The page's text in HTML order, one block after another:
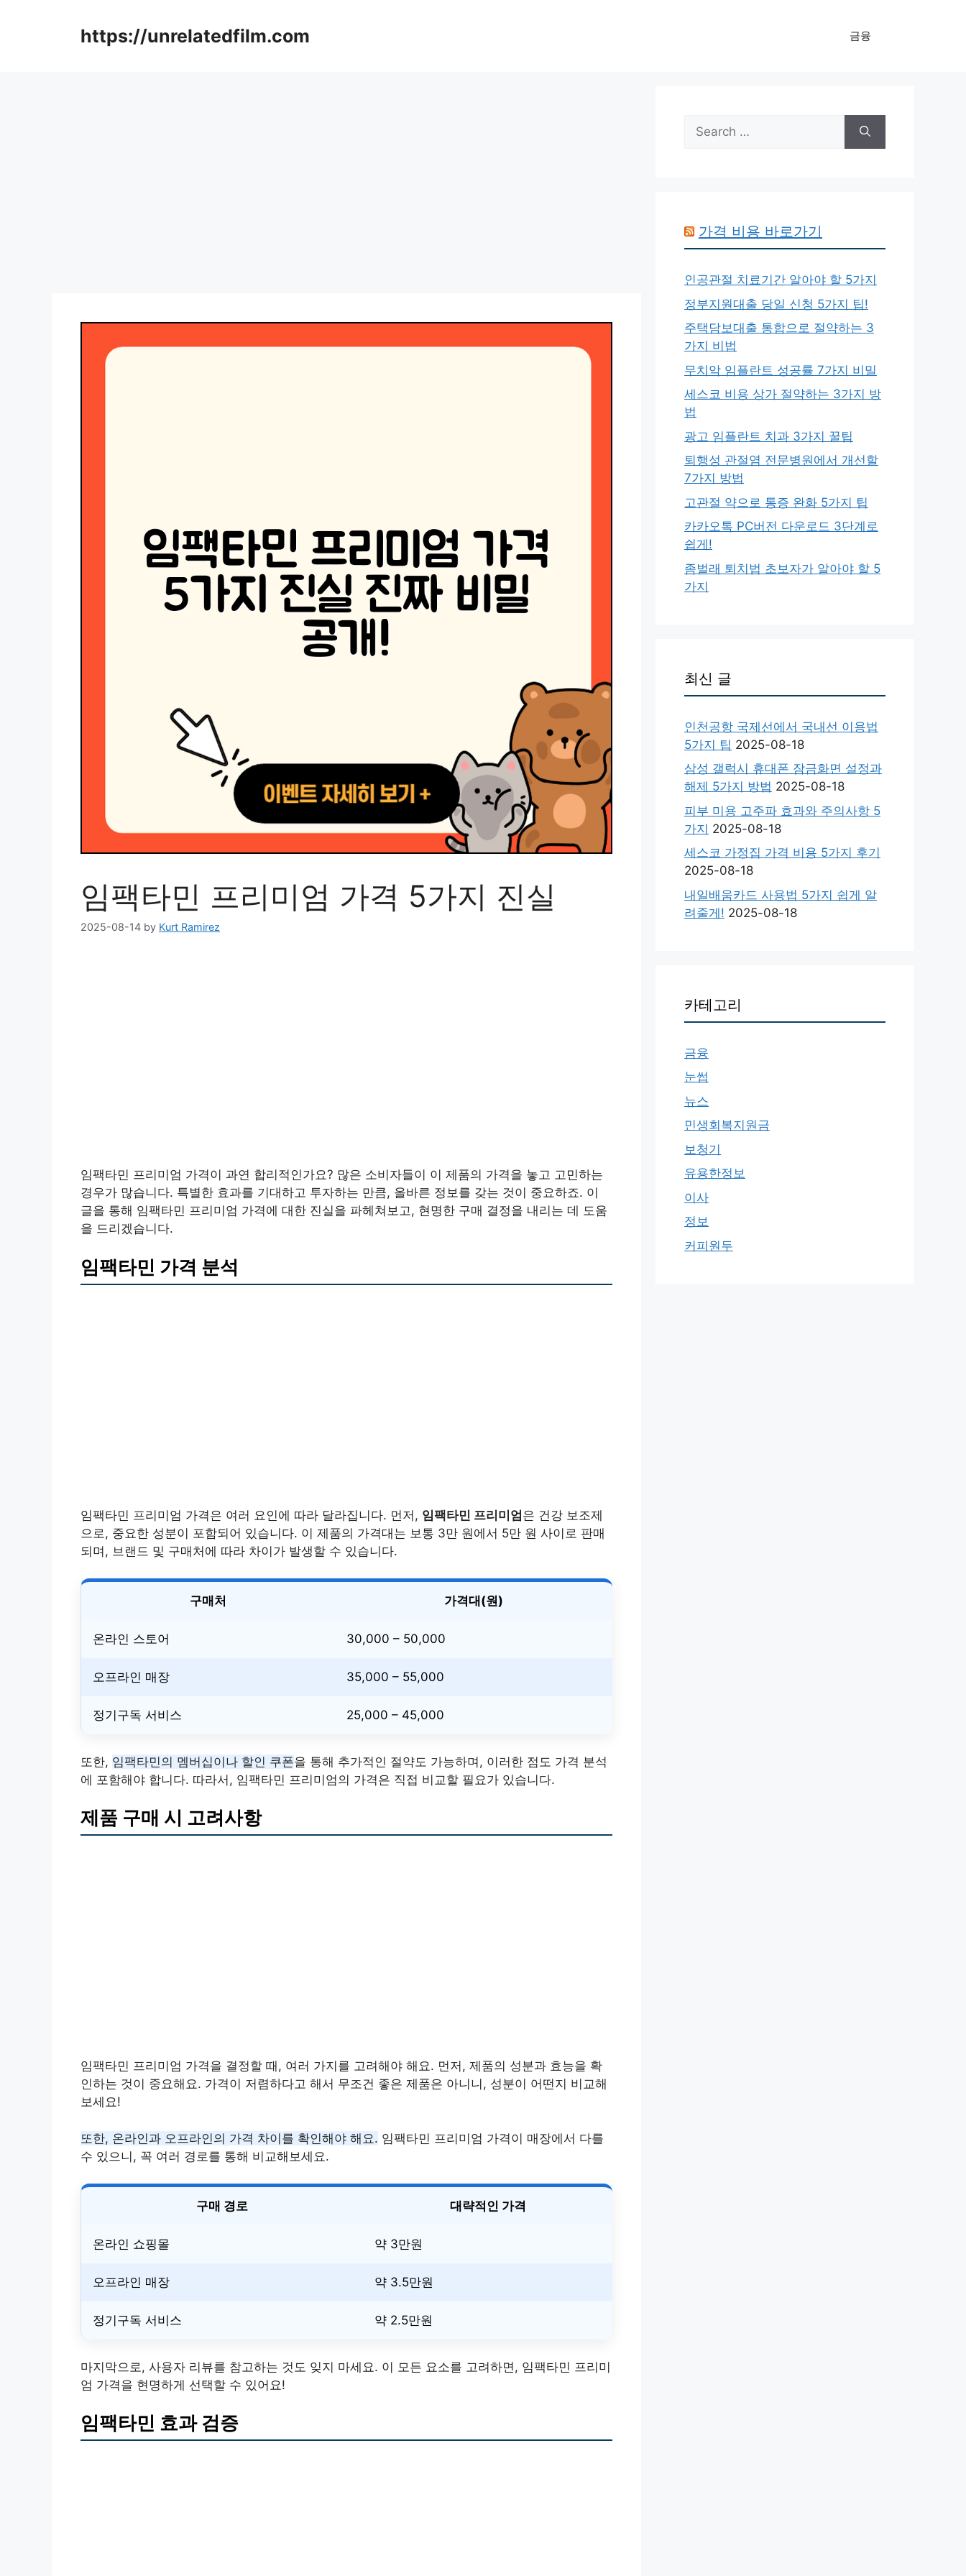
https://unrelatedfilm.com 금융
임팩타민 프리미엄 가격 5가지 진실
2025-08-14 by Kurt Ramirez
임팩타민 프리미엄 가격이 과연 합리적인가요? 많은 소비자들이 이 제품의 가격을 놓고 고민하는
경우가 많습니다. 특별한 효과를 기대하고 투자하는 만큼, 올바른 정보를 갖는 것이 중요하죠. 이
글을 통해 임팩타민 프리미엄 가격에 대한 진실을 파헤쳐보고, 현명한 구매 결정을 내리는 데 도움
을 드리겠습니다.
임팩타민 가격 분석
임팩타민 프리미엄 가격은 여러 요인에 따라 달라집니다. 먼저, 임팩타민 프리미엄은 건강 보조제
으로, 중요한 성분이 포함되어 있습니다. 이 제품의 가격대는 보통 3만 원에서 5만 원 사이로 판매
되며, 브랜드 및 구매처에 따라 차이가 발생할 수 있습니다.
구매처 가격대(원)
온라인 스토어 30,000 – 50,000
오프라인 매장 35,000 – 55,000
정기구독 서비스 25,000 – 45,000
또한, 임팩타민의 멤버십이나 할인 쿠폰을 통해 추가적인 절약도 가능하며, 이러한 점도 가격 분석
에 포함해야 합니다. 따라서, 임팩타민 프리미엄의 가격은 직접 비교할 필요가 있습니다.
제품 구매 시 고려사항
임팩타민 프리미엄 가격을 결정할 때, 여러 가지를 고려해야 해요. 먼저, 제품의 성분과 효능을 확
인하는 것이 중요해요. 가격이 저렴하다고 해서 무조건 좋은 제품은 아니니, 성분이 어떤지 비교해
보세요!
또한, 온라인과 오프라인의 가격 차이를 확인해야 해요. 임팩타민 프리미엄 가격이 매장에서 다를
수 있으니, 꼭 여러 경로를 통해 비교해보세요.
구매 경로 대략적인 가격
온라인 쇼핑몰 약 3만원
오프라인 매장 약 3.5만원
정기구독 서비스 약 2.5만원
마지막으로, 사용자 리뷰를 참고하는 것도 잊지 마세요. 이 모든 요소를 고려하면, 임팩타민 프리미
엄 가격을 현명하게 선택할 수 있어요!
임팩타민 효과 검증
Search
for:
가격 비용 바로가기
인공관절 치료기간 알아야 할 5가지
정부지원대출 당일 신청 5가지 팁!
주택담보대출 통합으로 절약하는 3
가지 비법
무치악 임플란트 성공률 7가지 비밀
세스코 비용 상가 절약하는 3가지 방
법
광고 임플란트 치과 3가지 꿀팁
퇴행성 관절염 전문병원에서 개선할
7가지 방법
고관절 약으로 통증 완화 5가지 팁
카카오톡 PC버전 다운로드 3단계로
쉽게!
좀벌래 퇴치법 초보자가 알아야 할 5
가지
최신 글
인천공항 국제선에서 국내선 이용법
5가지 팁 2025-08-18
삼성 갤럭시 휴대폰 잠금화면 설정과
해제 5가지 방법 2025-08-18
피부 미용 고주파 효과와 주의사항 5
가지 2025-08-18
세스코 가정집 가격 비용 5가지 후기
2025-08-18
내일배움카드 사용법 5가지 쉽게 알
려줄게! 2025-08-18
카테고리
금융
눈썹
뉴스
민생회복지원금
보청기
유용한정보
이사
정보
커피원두